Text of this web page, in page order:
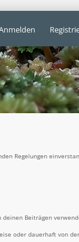
Regelungen
Beiträgen
oder dauerhaft von